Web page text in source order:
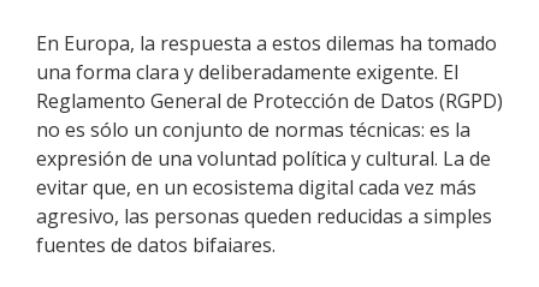
En Europa, la respuesta a estos dilemas ha tomado
una forma clara y deliberadamente exigente. El
Reglamento General de Protección de Datos (RGPD)
no es sólo un conjunto de normas técnicas: es la
expresión de una voluntad política y cultural. La de
evitar que, en un ecosistema digital cada vez más
agresivo, las personas queden reducidas a simples
fuentes de datos bifaiares.